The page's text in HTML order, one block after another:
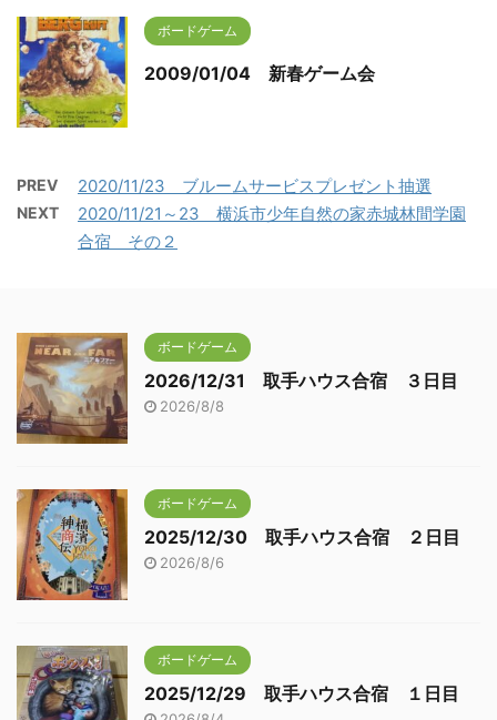
ボードゲーム
2009/01/04 新春ゲーム会
PREV 2020/11/23 ブルームサービスプレゼント抽選
NEXT
2020/11/21～23 横浜市少年自然の家赤城林間学園
合宿 その２
ボードゲーム
2026/12/31 取手ハウス合宿 ３日目
2026/8/8
ボードゲーム
2025/12/30 取手ハウス合宿 ２日目
2026/8/6
ボードゲーム
2025/12/29 取手ハウス合宿 １日目